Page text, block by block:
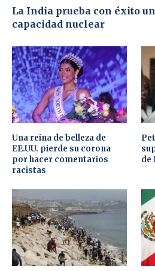
La India prueba con éxito
capacidad nuclear
Una reina de belleza de
EE.UU. pierde su corona
por hacer comentarios
racistas
de